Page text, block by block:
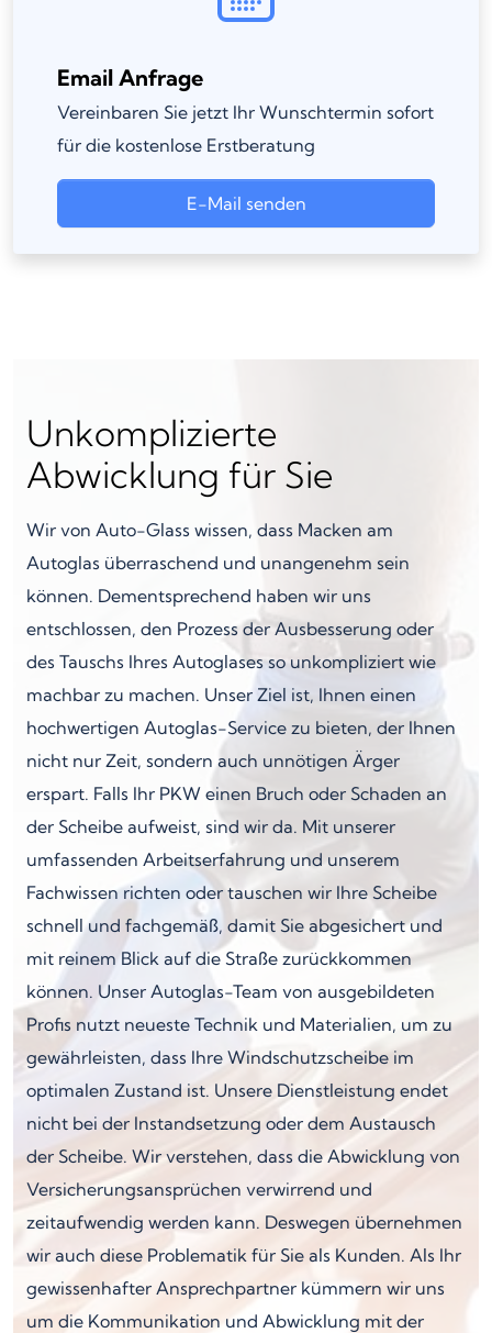
Email Anfrage
Vereinbaren Sie jetzt Ihr Wunschtermin sofort
für die kostenlose Erstberatung
E-Mail senden
Unkomplizierte
Abwicklung für Sie
Wir von Auto-Glass wissen, dass Macken am
Autoglas überraschend und unangenehm sein
können. Dementsprechend haben wir uns
entschlossen, den Prozess der Ausbesserung oder
des Tauschs Ihres Autoglases so unkompliziert wie
machbar zu machen. Unser Ziel ist, Ihnen einen
hochwertigen Autoglas-Service zu bieten, der Ihnen
nicht nur Zeit, sondern auch unnötigen Ärger
erspart. Falls Ihr PKW einen Bruch oder Schaden an
der Scheibe aufweist, sind wir da. Mit unserer
umfassenden Arbeitserfahrung und unserem
Fachwissen richten oder tauschen wir Ihre Scheibe
schnell und fachgemäß, damit Sie abgesichert und
mit reinem Blick auf die Straße zurückkommen
können. Unser Autoglas-Team von ausgebildeten
Profis nutzt neueste Technik und Materialien, um zu
gewährleisten, dass Ihre Windschutzscheibe im
optimalen Zustand ist. Unsere Dienstleistung endet
nicht bei der Instandsetzung oder dem Austausch
der Scheibe. Wir verstehen, dass die Abwicklung von
Versicherungsansprüchen verwirrend und
zeitaufwendig werden kann. Deswegen übernehmen
wir auch diese Problematik für Sie als Kunden. Als Ihr
gewissenhafter Ansprechpartner kümmern wir uns
um die Kommunikation und Abwicklung mit der